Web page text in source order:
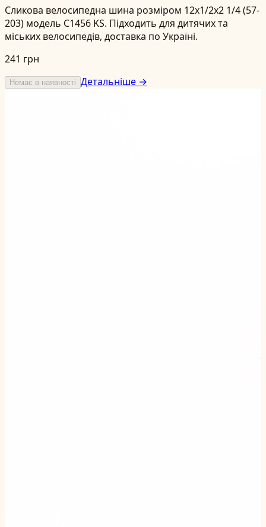
Сликова велосипедна шина розміром 12x1/2x2 1/4 (57-
203) модель C1456 KS. Підходить для дитячих та
міських велосипедів, доставка по Україні.
241 грн
Немає в наявності Детальніше →